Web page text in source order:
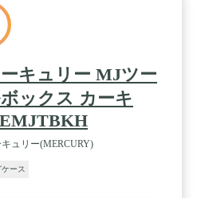
ます。 / ★バラバラになりがち
にまとめてスッキリ整理整
必要な道具をサッと取り出せて
アウトドア生活もより楽しくな
ージ画像中のペグ、ロープ、
しません。ケースのみの販売と
キュリー MJツー
ックス カーキ
キュリー(MERCURY)
ース